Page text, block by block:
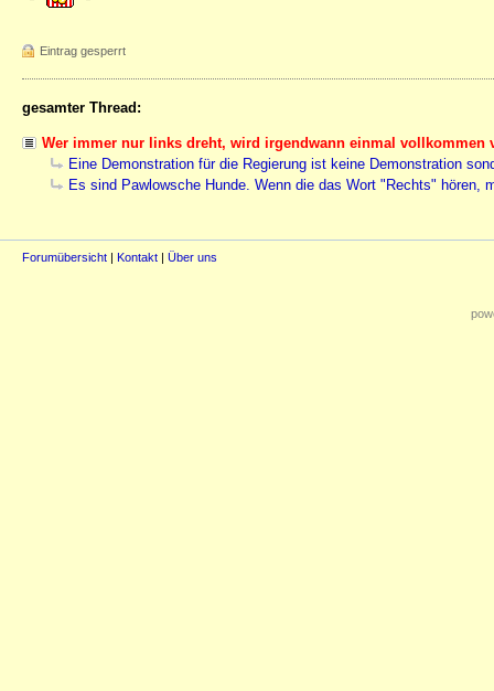
Eintrag gesperrt
gesamter Thread:
Wer immer nur links dreht, wird irgendwann einmal vollkommen
Eine Demonstration für die Regierung ist keine Demonstration
Es sind Pawlowsche Hunde. Wenn die das Wort "Rechts" hören,
Forumübersicht | Kontakt | Über uns